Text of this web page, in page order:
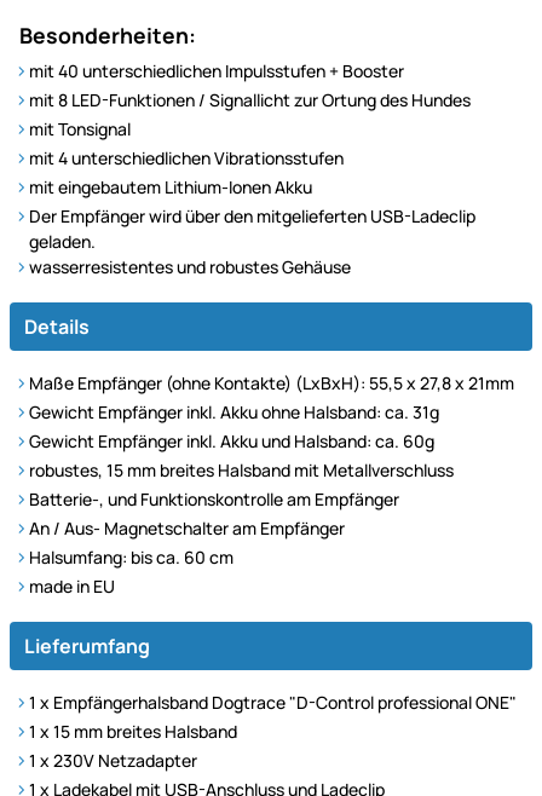
Besonderheiten:
mit 40 unterschiedlichen Impulsstufen + Booster
mit 8 LED-Funktionen / Signallicht zur Ortung des Hundes
mit Tonsignal
mit 4 unterschiedlichen Vibrationsstufen
mit eingebautem Lithium-Ionen Akku
Der Empfänger wird über den mitgelieferten USB-Ladeclip
geladen.
wasserresistentes und robustes Gehäuse
Details
Maße Empfänger (ohne Kontakte) (LxBxH): 55,5 x 27,8 x 21mm
Gewicht Empfänger inkl. Akku ohne Halsband: ca. 31g
Gewicht Empfänger inkl. Akku und Halsband: ca. 60g
robustes, 15 mm breites Halsband mit Metallverschluss
Batterie-, und Funktionskontrolle am Empfänger
An / Aus- Magnetschalter am Empfänger
Halsumfang: bis ca. 60 cm
made in EU
Lieferumfang
1 x Empfängerhalsband Dogtrace "D-Control professional ONE"
1 x 15 mm breites Halsband
1 x 230V Netzadapter
1 x Ladekabel mit USB-Anschluss und Ladeclip